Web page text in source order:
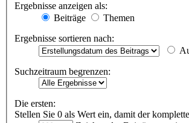
Ergebnisse anzeigen als:
Beiträge
Themen
Ergebnisse sortieren nach:
Suchzeitraum begrenzen:
Die ersten:
Stellen Sie 0 als Wert ein, damit der